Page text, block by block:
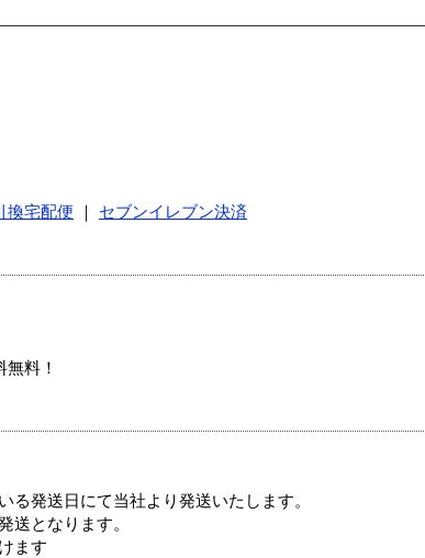
換宅配便
セブンイレブン決済
料！
発送日にて当社より発送いたします。
送となります。
ます